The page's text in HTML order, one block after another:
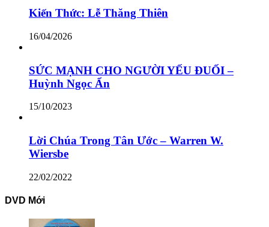
Kiến Thức: Lễ Thăng Thiên
16/04/2026
SỨC MẠNH CHO NGƯỜI YẾU ĐUỐI –
Huỳnh Ngọc Ẩn
15/10/2023
Lời Chúa Trong Tân Ước – Warren W.
Wiersbe
22/02/2022
DVD Mới